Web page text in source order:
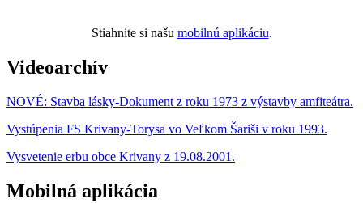
Stiahnite si našu mobilnú aplikáciu.
Videoarchív
NOVÉ: Stavba lásky-Dokument z roku 1973 z výstavby amfiteátra.
Vystúpenia FS Krivany-Torysa vo Veľkom Šariši v roku 1993.
Vysvetenie erbu obce Krivany z 19.08.2001.
Mobilná aplikácia